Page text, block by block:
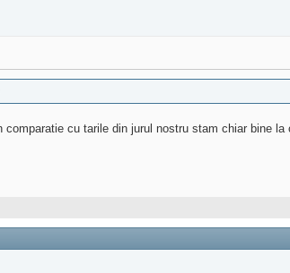
cu tarile din jurul nostru stam chiar bine la